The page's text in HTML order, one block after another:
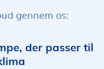
gennem os:
der passer til